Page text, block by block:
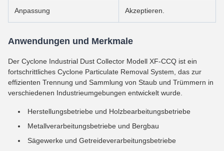
Anpassung Akzeptieren.
Anwendungen und Merkmale
Der Cyclone Industrial Dust Collector Modell XF-CCQ ist ein
fortschrittliches Cyclone Particulate Removal System, das zur
effizienten Trennung und Sammlung von Staub und Trümmern in
verschiedenen Industrieumgebungen entwickelt wurde.
Herstellungsbetriebe und Holzbearbeitungsbetriebe
Metallverarbeitungsbetriebe und Bergbau
Sägewerke und Getreideverarbeitungsbetriebe